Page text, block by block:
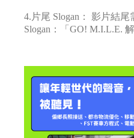
4.片尾 Slogan： 影片結
Slogan：「GO! M.I.L.E.